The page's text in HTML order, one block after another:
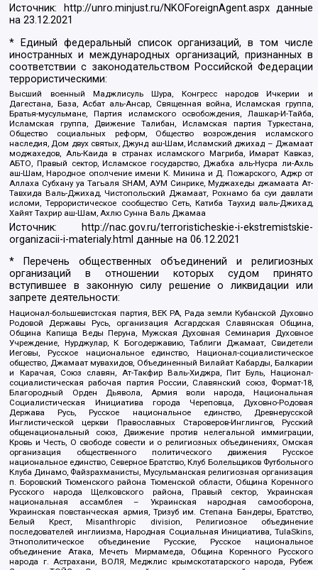
Источник: http://unro.minjust.ru/NKOForeignAgent.aspxданные
на23.12.2021
* Единый федеральный список организаций, в том числе
иностранных и международных организаций, признанных в
соответствии с законодательством Российской Федерации
террористическими:
Высший военный Маджлисуль Шура, Конгресс народов Ичкерии и
Дагестана, База, Асбат аль-Ансар, Священная война, Исламская группа,
Братья-мусульмане, Партия исламского освобождения, Лашкар-И-Тайба,
Исламская группа, Движение Талибан, Исламская партия Туркестана,
Общество социальных реформ, Общество возрождения исламского
наследия, Дом двух святых, Джунд аш-Шам, Исламский джихад – Джамаат
моджахедов, Аль-Каида в странах исламского Магриба, Имарат Кавказ,
АБТО, Правый сектор, Исламское государство, Джабха аль-Нусра ли-Ахль
аш-Шам, Народное ополчение имени К. Минина и Д. Пожарского, Аджр от
Аллаха Субхану уа Тагьаля SHAM, АУМ Синрике, Муджахеды джамаата Ат-
Тавхида Валь-Джихад, Чистопольский Джамаат, Рохнамо ба суи давлати
исломи, Террористическое сообщество Сеть, Катиба Таухид валь-Джихад,
Хайят Тахрир аш-Шам, Ахлю Сунна Валь Джамаа
Источник:
http://nac.gov.ru/terroristicheskie-i-ekstremistskie-
organizacii-i-materialy.html данные на06.12.2021
* Перечень общественных объединений и религиозных
организаций в отношении которых судом принято
вступившее в законную силу решение о ликвидации или
запрете деятельности:
Национал-большевистская партия, ВЕК РА, Рада земли Кубанской Духовно
Родовой Державы Русь, организация Асгардская Славянская Община,
Община Капища Веды Перуна, Мужская Духовная Семинария Духовное
Учреждение, Нурджулар, К Богодержавию, Таблиги Джамаат, Свидетели
Иеговы, Русское национальное единство, Национал-социалистическое
общество, Джамаат мувахидов, Объединенный Вилайат Кабарды, Балкарии
и Карачая, Союз славян, Ат-Такфир Валь-Хиджра, Пит Буль, Национал-
социалистическая рабочая партия России, Славянский союз, Формат-18,
Благородный Орден Дьявола, Армия воли народа, Национальная
Социалистическая Инициатива города Череповца, Духовно-Родовая
Держава Русь, Русское национальное единство, Древнерусской
Инглистической церкви Православных Староверов-Инглингов, Русский
общенациональный союз, Движение против нелегальной иммиграции,
Кровь и Честь, О свободе совести и о религиозных объединениях, Омская
организация общественного политического движения Русское
национальное единство, Северное Братство, Клуб Болельщиков Футбольного
Клуба Динамо, Файзрахманисты, Мусульманская религиозная организация
п. Боровский Тюменского района Тюменской области, Община Коренного
Русского народа Щелковского района, Правый сектор, Украинская
национальная ассамблея – Украинская народная самооборона,
Украинская повстанческая армия, Тризуб им. Степана Бандеры, Братство,
Белый Крест, Misanthropic division, Религиозное объединение
последователей инглиизма, Народная Социальная Инициатива, TulaSkins,
Этнополитическое объединение Русские, Русское национальное
объединение Атака, Мечеть Мирмамеда, Община Коренного Русского
народа г. Астрахани, ВОЛЯ, Меджлис крымскотатарского народа, Рубеж